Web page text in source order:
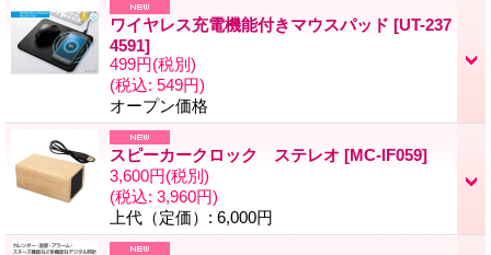
ワイヤレス充電機能付きマウスパッド [UT-237
4591]
499円(税別)
(税込: 549円)
オープン価格
スピーカークロック ステレオ [MC-IF059]
3,600円(税別)
(税込: 3,960円)
上代（定価） : 6,000円